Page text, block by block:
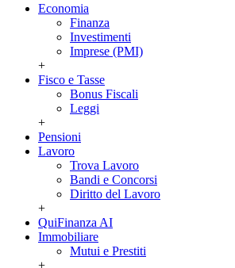
Economia
Finanza
Investimenti
Imprese (PMI)
+
Fisco e Tasse
Bonus Fiscali
Leggi
+
Pensioni
Lavoro
Trova Lavoro
Bandi e Concorsi
Diritto del Lavoro
+
QuiFinanza AI
Immobiliare
Mutui e Prestiti
+